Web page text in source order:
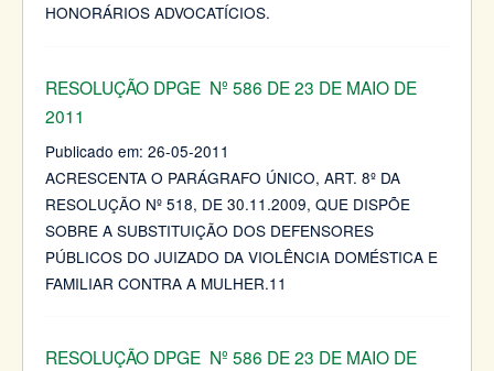
HONORÁRIOS ADVOCATÍCIOS.
RESOLUÇÃO DPGE Nº 586 DE 23 DE MAIO DE
2011
Publicado em: 26-05-2011
ACRESCENTA O PARÁGRAFO ÚNICO, ART. 8º DA
RESOLUÇÃO Nº 518, DE 30.11.2009, QUE DISPÕE
SOBRE A SUBSTITUIÇÃO DOS DEFENSORES
PÚBLICOS DO JUIZADO DA VIOLÊNCIA DOMÉSTICA E
FAMILIAR CONTRA A MULHER.11
RESOLUÇÃO DPGE Nº 586 DE 23 DE MAIO DE